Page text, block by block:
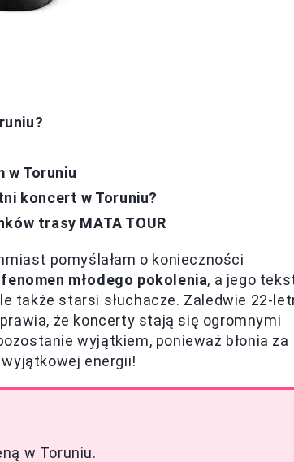
w Toruniu
koncert w Toruniu?
trasy MATA TOUR
pomyślałam o konieczności
fenomen młodego pokolenia, a jego
także starsi słuchacze. Zaledwie 22-
że koncerty stają się ogromnymi
wyjątkiem, ponieważ błonia za
energii!
w Toruniu.